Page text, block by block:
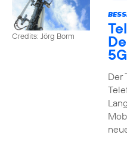
Credits: Jörg Borm
Der